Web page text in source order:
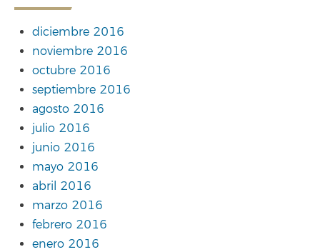
diciembre 2016
noviembre 2016
octubre 2016
septiembre 2016
agosto 2016
julio 2016
junio 2016
mayo 2016
abril 2016
marzo 2016
febrero 2016
enero 2016